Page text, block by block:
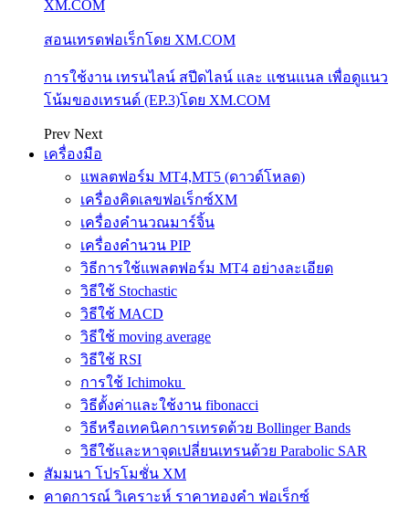
XM.COM
สอนเทรดฟอเร็กโดย XM.COM
การใช้งาน เทรนไลน์ สปีดไลน์ และ แชนแนล เพื่อดูแนว
โน้มของเทรนด์ (EP.3)โดย XM.COM
Prev Next
เครื่องมือ
แพลตฟอร์ม MT4,MT5 (ดาวด์โหลด)
เครื่องคิดเลขฟอเร็กซ์XM
เครื่องคำนวณมาร์จิ้น
เครื่องคำนวน PIP
วิธีการใช้แพลตฟอร์ม MT4 อย่างละเอียด
วิธีใช้ Stochastic
วิธีใช้ MACD
วิธีใช้ moving average
วิธีใช้ RSI
การใช้ Ichimoku
วิธีตั้งค่าและใช้งาน fibonacci
วิธีหรือเทคนิคการเทรดด้วย Bollinger Bands
วิธีใช้และหาจุดเปลี่ยนเทรนด้วย Parabolic SAR
สัมมนา โปรโมชั่น XM
คาดการณ์ วิเคราะห์ ราคาทองคำ ฟอเร็กซ์